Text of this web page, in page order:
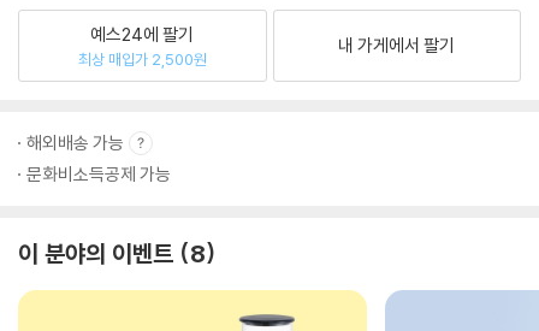
예스24에 팔기
최상 매입가 2,500원
내 가게에서 팔기
해외배송 가능
문화비소득공제 가능
이 분야의 이벤트 8